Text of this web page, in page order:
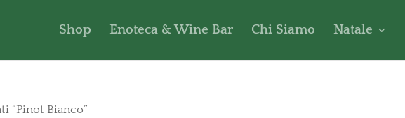
Shop Enoteca & Wine Bar Chi Siamo Natale
“Pinot Bianco”